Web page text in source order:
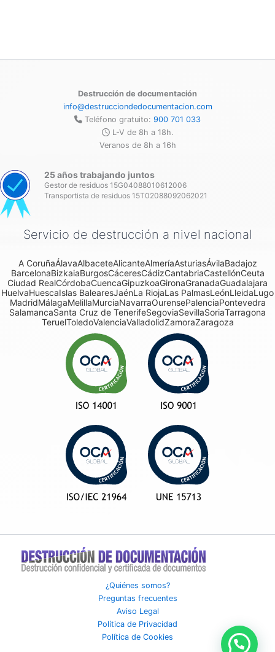
Destrucción de documentación
info@destrucciondedocumentacion.com
Teléfono gratuito: 900 701 033
L-V de 8h a 18h.
Veranos de 8h a 16h
25 años trabajando juntos
Gestor de residuos 15G04088010612006
Transportista de residuos 15T02088092062021
Servicio de destrucción a nivel nacional
A CoruñaÁlavaAlbaceteAlicanteAlmeríaAsturiasÁvilaBadajoz
BarcelonaBizkaiaBurgosCáceresCádizCantabriaCastellónCeuta
Ciudad RealCórdobaCuencaGipuzkoaGironaGranadaGuadalajara
HuelvaHuescaIslas BalearesJaénLa RiojaLas PalmasLeónLleidaLugo
MadridMálagaMelillaMurciaNavarraOurensePalenciaPontevedra
SalamancaSanta Cruz de TenerifeSegoviaSevillaSoriaTarragona
TeruelToledoValenciaValladolidZamoraZaragoza
¿Quiénes somos?
Preguntas frecuentes
Aviso Legal
Política de Privacidad
Política de Cookies